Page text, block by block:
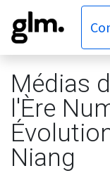
Médias
l'Ère
Niang